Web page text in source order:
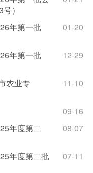
）
年第一批
01-20
年第一批
12-29
农业专
11-10
09-16
年度第二
08-07
年度第二批
07-11